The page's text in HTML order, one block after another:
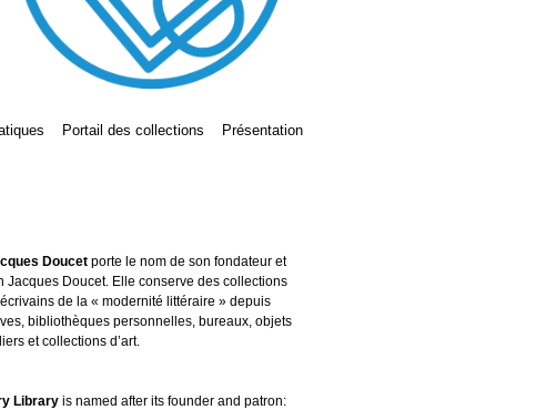
Portail des collections Présentation
Doucet porte le nom de son fondateur et
Jacques Doucet. Elle conserve des collections
de la « modernité littéraire » depuis
bibliothèques personnelles, bureaux, objets
et collections d’art.
Library is named after its founder and patron: